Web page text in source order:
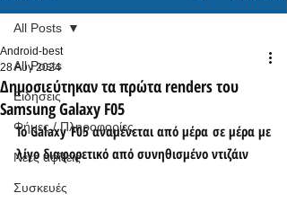
All Posts
Ειδήσεις
Φήμες / Πληροφορίες
Νέες αφίξεις
Συσκευές
All Posts
Δημοσιεύτηκαν τα πρώτα renders του
Samsung Galaxy F05
Android-best
28 Αυγ 2024
Το Galaxy F05 αναμένεται από μέρα σε μέρα με
λίγο διαφορετικό από συνηθισμένο ντιζάιν